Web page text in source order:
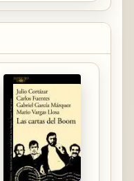
la...
grandes
en el